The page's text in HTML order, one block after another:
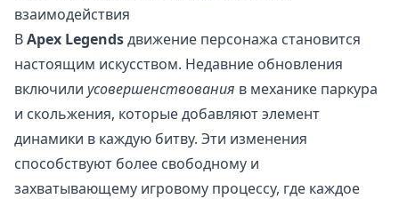
взаимодействия
ВApex Legendsдвижение персонажа становится
настоящим искусством. Недавние обновления
включили усовершенствования в механике паркура
и скольжения, которые добавляют элемент
динамики в каждую битву. Эти изменения
способствуют более свободному и
захватывающему игровому процессу, где каждое